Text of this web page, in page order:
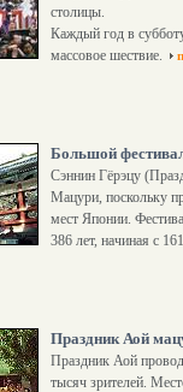
столицы.
Каждый год в
массовое шествие.
Большой
Сэннин Гёрэцу
Мацури, поскольку
мест Японии.
386 лет, начиная с
Праздник Аой
Праздник Аой
тысяч зрителей.